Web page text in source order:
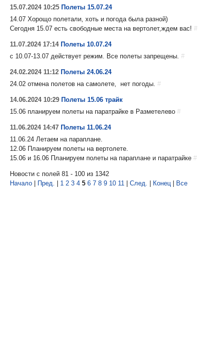
15.07.2024 10:25 Полеты 15.07.24
14.07 Хорощо полетали, хоть и погода была разной)
Сегодня 15.07 есть свободные места на вертолет,ждем вас! #
11.07.2024 17:14 Полеты 10.07.24
с 10.07-13.07 действует режим. Все полеты запрещены. #
24.02.2024 11:12 Полеты 24.06.24
24.02 отмена полетов на самолете, нет погоды. #
14.06.2024 10:29 Полеты 15.06 трайк
15.06 планируем полеты на паратрайке в Разметелево #
11.06.2024 14:47 Полеты 11.06.24
11.06.24 Летаем на параплане.
12.06 Планируем полеты на вертолете.
15.06 и 16.06 Планируем полеты на параплане и паратрайке #
Новости с полей 81 - 100 из 1342
Начало
Пред. 1 2 3 4 5 6 7 8 9 10 11 След. Конец Все